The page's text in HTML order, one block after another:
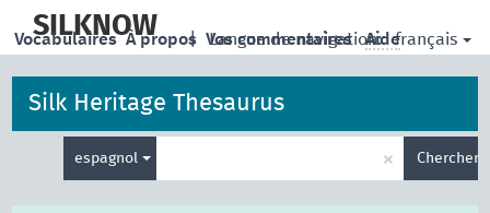
main
SILKNOW | Langue de navigation: français
Vocabulaires À propos Vos commentaires Aide
Silk Heritage Thesaurus
espagnol × Chercher